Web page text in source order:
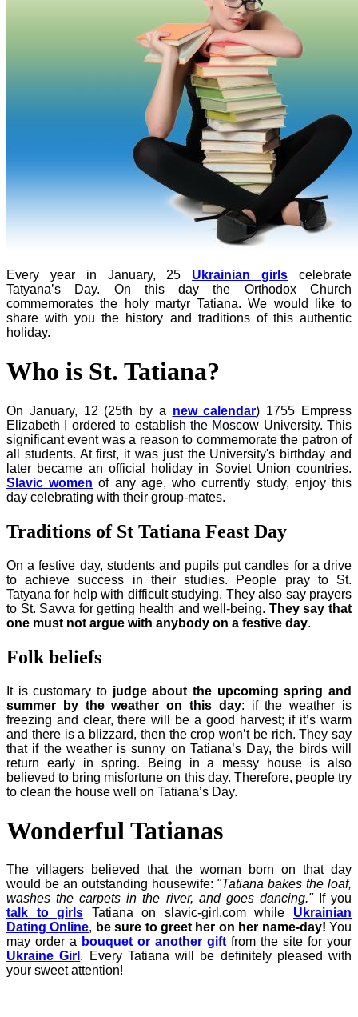
Every year in January, 25 Ukrainian girls
celebrate
Tatyana’s Day. On this day the Orthodox Church
commemorates the holy martyr Tatiana. We would like to
share with you the history and traditions of this authentic
holiday.
Who is St. Tatiana?
On January, 12 (25th by a new calendar) 1755 Empress
Elizabeth I ordered to establish the Moscow University. This
significant event was a reason to commemorate the patron of
all students. At first, it was just the University's birthday and
later became an official holiday in Soviet Union countries.
Slavic women of any age, who currently study, enjoy this
day celebrating with their group-mates.
Traditions of St Tatiana Feast Day
On a festive day, students and pupils put candles for a drive
to achieve success in their studies. People pray to St.
Tatyana for help with difficult studying. They also say prayers
to St. Savva for getting health and well-being. They say that
one must not argue with anybody on a festive day.
Folk beliefs
It is customary to judge about the upcoming spring and
summer by the weather on this day: if the weather is
freezing and clear, there will be a good harvest; if it’s warm
and there is a blizzard, then the crop won’t be rich. They say
that if the weather is sunny on Tatiana’s Day, the birds will
return early in spring. Being in a messy house is also
believed to bring misfortune on this day. Therefore, people try
to clean the house well on Tatiana’s Day.
Wonderful Tatianas
The villagers believed that the woman born on that day
would be an outstanding housewife: "Tatiana bakes the loaf,
washes the carpets in the river, and goes dancing." If you
talk to girls Tatiana on slavic-girl.com while Ukrainian
Dating Online, be sure to greet her on her name-day! You
may order a bouquet or another gift from the site for your
Ukraine Girl . Every Tatiana will be definitely pleased with
your sweet attention!